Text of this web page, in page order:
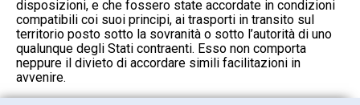
disposizioni, e che fossero state accordate in condizioni
compatibili coi suoi principi, ai trasporti in transito sul
territorio posto sotto la sovranità o sotto l’autorità di uno
qualunque degli Stati contraenti. Esso non comporta
neppure il divieto di accordare simili facilitazioni in
avvenire.